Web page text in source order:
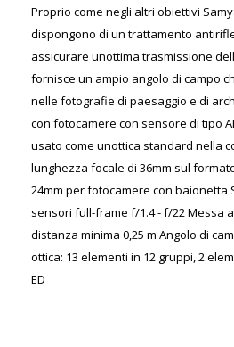
Proprio come negli altri obiettivi
dispongono di un trattamento
assicurare unottima trasmissione
fornisce un ampio angolo di campo
nelle fotografie di paesaggio e di
con fotocamere con sensore di tipo
usato come unottica standard nella
lunghezza focale di 36mm sul
24mm per fotocamere con baionetta
sensori full-frame f/1.4 - f/22 Messa
distanza minima 0,25 m Angolo di
ottica: 13 elementi in 12 gruppi, 2
ED